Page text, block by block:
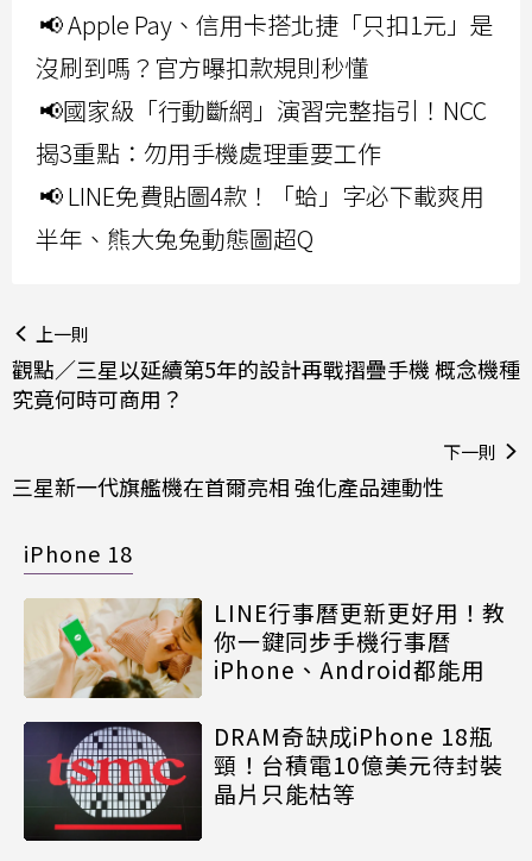
📢 Apple Pay、信用卡搭北捷「只扣1元」是
沒刷到嗎？官方曝扣款規則秒懂
📢國家級「行動斷網」演習完整指引！NCC
揭3重點：勿用手機處理重要工作
📢 LINE免費貼圖4款！「蛤」字必下載爽用
半年、熊大兔兔動態圖超Q
上一則
觀點／三星以延續第5年的設計再戰摺疊手機 概念機種
究竟何時可商用？
下一則
三星新一代旗艦機在首爾亮相 強化產品連動性
iPhone 18
LINE行事曆更新更好用！教
你一鍵同步手機行事曆
iPhone、Android都能用
DRAM奇缺成iPhone 18瓶
頸！台積電10億美元待封裝
晶片只能枯等